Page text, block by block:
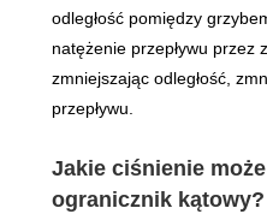
odległość pomiędzy
natężenie przepływu przez
zmniejszając odległość,
przepływu.
Jakie ciśnienie
ogranicznik kątowy?